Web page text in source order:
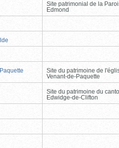
Site patrimonial de la
Edmond
Site du patrimoine de
Venant-de-Paquette
Site du patrimoine du
Edwidge-de-Clifton